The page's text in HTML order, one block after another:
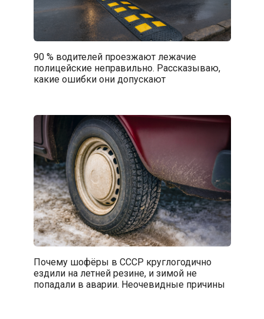
90 % водителей проезжают лежачие
полицейские неправильно. Рассказываю,
какие ошибки они допускают
Почему шофёры в СССР круглогодично
ездили на летней резине, и зимой не
попадали в аварии. Неочевидные причины